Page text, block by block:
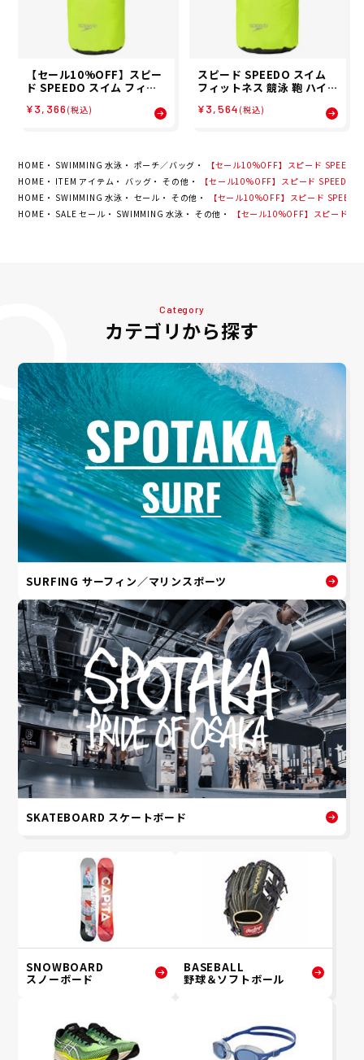
【セール10%OFF】スピー
ド SPEEDO スイム フィッ
チ ハイドロ エアー ウォータ
515-FY
¥3,366 (税込)
スピード SPEEDO スイム
フィットネス 競泳 鞄 ハイド
フ ロール トップ 13 リット
セックス
¥3,564 (税込)
HOME SWIMMING 水泳 ポーチ／バッグ
【セール10%OFF】スピード
HOME
ITEM アイテム バッグ その他
【セール10%OFF】スピード SPEEDO
HOME
SWIMMING 水泳 セール その他
【セール10%OFF】スピード
HOME
SALE セール SWIMMING 水泳 その他 【セール10%OFF】スピード
Category
カテゴリから探す
SURFING サーフィン／マリンスポーツ
SKATEBOARD スケートボード
SNOWBOARD
スノーボード
BASEBALL
野球＆ソフトボール